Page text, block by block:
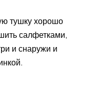
тушку хорошо
салфетками,
и снаружи и